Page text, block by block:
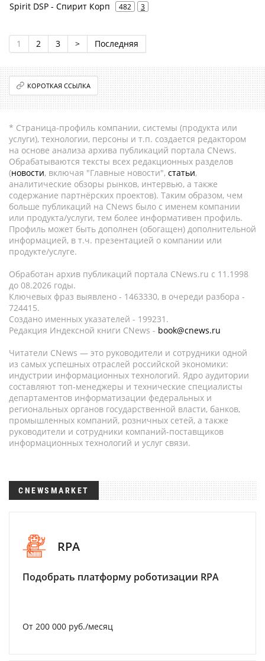
Spirit DSP - Спирит Корп 482 3
1 2 3 > Последняя
КОРОТКАЯ ССЫЛКА
* Страница-профиль компании, системы (продукта или
услуги), технологии, персоны и т.п. создается редактором
на основе анализа архива публикаций портала CNews.
Обрабатываются тексты всех редакционных разделов
(новости, включая "Главные новости", статьи,
аналитические обзоры рынков, интервью, а также
содержание партнёрских проектов). Таким образом, чем
больше публикаций на CNews было с именем компании
или продукта/услуги, тем более информативен профиль.
Профиль может быть дополнен (обогащен) дополнительной
информацией, в т.ч. презентацией о компании или
продукте/услуге.
Обработан архив публикаций портала CNews.ru c 11.1998
до 08.2026 годы.
Ключевых фраз выявлено - 1463330, в очереди разбора -
724415.
Создано именных указателей - 199231.
Редакция Индексной книги CNews - book@cnews.ru
Читатели CNews — это руководители и сотрудники одной
из самых успешных отраслей российской экономики:
индустрии информационных технологий. Ядро аудитории
составляют топ-менеджеры и технические специалисты
департаментов информатизации федеральных и
региональных органов государственной власти, банков,
промышленных компаний, розничных сетей, а также
руководители и сотрудники компаний-поставщиков
информационных технологий и услуг связи.
CNEWSMARKET
RPA
Подобрать платформу роботизации RPA
От 200 000 руб./месяц